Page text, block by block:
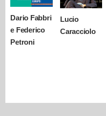
Dario Fabbri
e Federico
Petroni
Lucio
Caracciolo